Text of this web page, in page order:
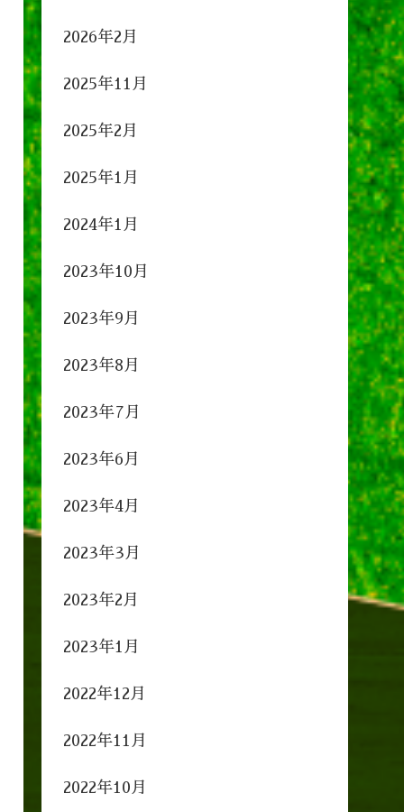
2026年2月
2025年11月
2025年2月
2025年1月
2024年1月
2023年10月
2023年9月
2023年8月
2023年7月
2023年6月
2023年4月
2023年3月
2023年2月
2023年1月
2022年12月
2022年11月
2022年10月